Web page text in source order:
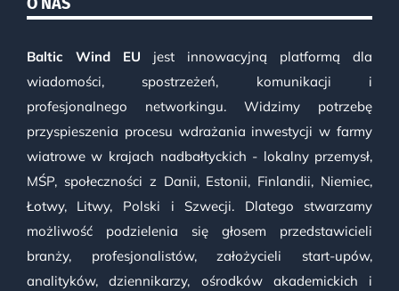
Baltic Wind EU jest innowacyjną platformą dla
wiadomości, spostrzeżeń, komunikacji i
profesjonalnego networkingu. Widzimy potrzebę
przyspieszenia procesu wdrażania inwestycji w farmy
wiatrowe w krajach nadbałtyckich - lokalny przemysł,
MŚP, społeczności z Danii, Estonii, Finlandii, Niemiec,
Łotwy, Litwy, Polski i Szwecji. Dlatego stwarzamy
możliwość podzielenia się głosem przedstawicieli
branży, profesjonalistów, założycieli start-upów,
analityków, dziennikarzy, ośrodków akademickich i